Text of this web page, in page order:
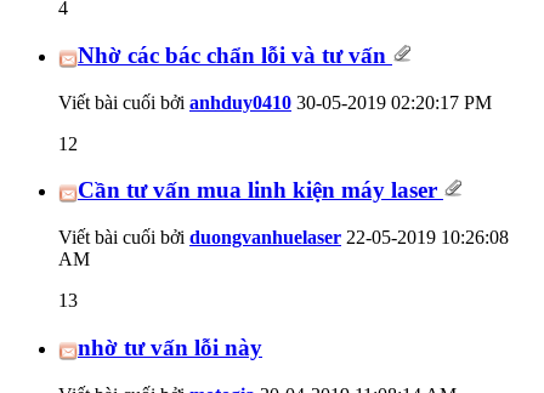
4
Nhờ các bác chẩn lỗi và tư vấn
Viết bài cuối bởi anhduy0410 30-05-2019 02:20:17 PM
12
Cần tư vấn mua linh kiện máy laser
Viết bài cuối bởi duongvanhuelaser 22-05-2019 10:26:08
AM
13
nhờ tư vấn lỗi này